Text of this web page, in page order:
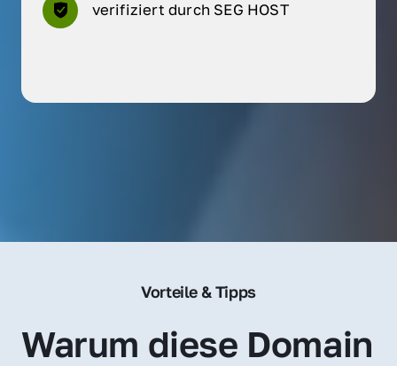
verifiziert durch SEG HOST
Vorteile & Tipps
Warum diese Domain